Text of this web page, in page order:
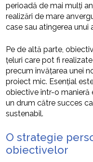
perioadă de mai mulți
realizări de mare
case sau atingerea unui
Pe de altă parte,
țeluri care pot fi
precum învățarea unei
proiect mic. Esențial
obiective într-o manieră
un drum către succes
sustenabil.
O strategie
obiectivelor